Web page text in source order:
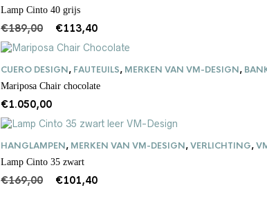
Lamp Cinto 40 grijs
€189,00
Oorspronkelijke
was:
€189,00.
€113,40
is:
€113,40.
CUERO DESIGN, FAUTEUILS, MERKEN VAN VM-DESIGN,
Mariposa Chair chocolate
€1.050,00
HANGLAMPEN, MERKEN VAN VM-DESIGN,VERLICHTING,
Lamp Cinto 35 zwart
€169,00
Oorspronkelijke
€101,40